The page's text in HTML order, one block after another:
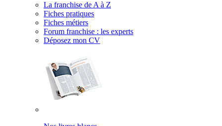
La franchise de A à Z
Fiches pratiques
Fiches métiers
Forum franchise : les experts
Déposez mon CV